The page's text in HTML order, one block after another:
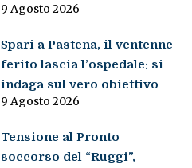
9 Agosto 2026
Spari a Pastena, il ventenne
ferito lascia l’ospedale: si
indaga sul vero obiettivo
9 Agosto 2026
Tensione al Pronto
soccorso del “Ruggi”,